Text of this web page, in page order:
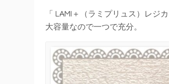
「 LAMI＋（ラミプリュス）レジ
大容量なので一つで充分。